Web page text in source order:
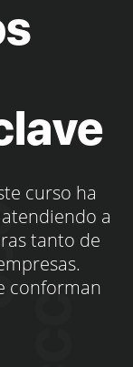
curso ha
a
tanto de
conforman